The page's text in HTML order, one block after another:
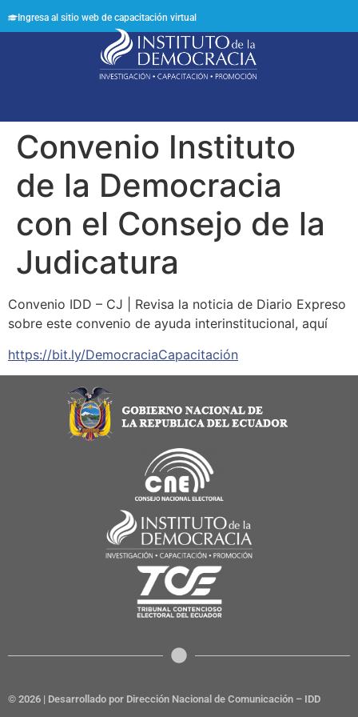
Ingresa al sitio web de capacitación virtual
Convenio Instituto
de la Democracia
con el Consejo de la
Judicatura
Convenio IDD – CJ | Revisa la noticia de Diario Expreso
sobre este convenio de ayuda interinstitucional, aquí
https://bit.ly/DemocraciaCapacitación
© 2026 | Desarrollado por Dirección Nacional de Comunicación – IDD